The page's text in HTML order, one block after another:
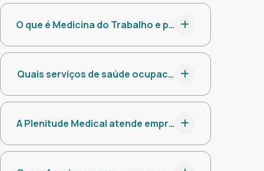
O que é Medicina do Trabalho e por que minha
Quais serviços de saúde ocupacional a Plenitude
A Plenitude Medical atende empresas de qualquer